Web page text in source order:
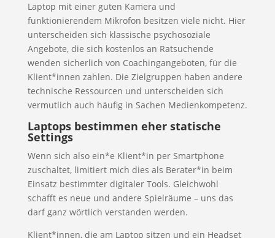
Laptop mit einer guten Kamera und
funktionierendem Mikrofon besitzen viele nicht. Hier
unterscheiden sich klassische psychosoziale
Angebote, die sich kostenlos an Ratsuchende
wenden sicherlich von Coachingangeboten, für die
Klient*innen zahlen. Die Zielgruppen haben andere
technische Ressourcen und unterscheiden sich
vermutlich auch häufig in Sachen Medienkompetenz.
Laptops bestimmen eher statische
Settings
Wenn sich also ein*e Klient*in per Smartphone
zuschaltet, limitiert mich dies als Berater*in beim
Einsatz bestimmter digitaler Tools. Gleichwohl
schafft es neue und andere Spielräume – uns das
darf ganz wörtlich verstanden werden.
Klient*innen, die am Laptop sitzen und ein Headset